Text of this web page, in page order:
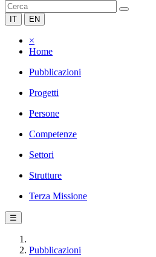
IT EN
×
Home
Pubblicazioni
Progetti
Persone
Competenze
Settori
Strutture
Terza Missione
☰
Pubblicazioni